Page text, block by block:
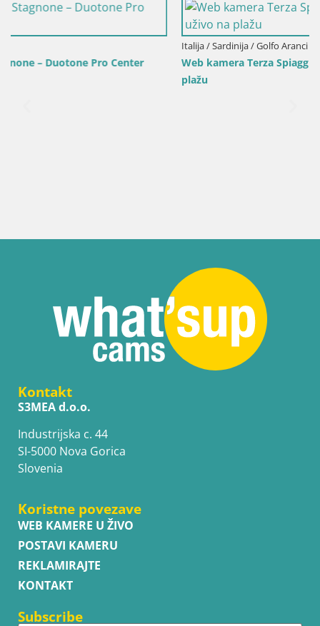
Web kamera Terza Spiaggia Golfo Aranci – Pogled uživo
Kontakt
S3MEA d.o.o.
Industrijska c. 44
SI-5000 Nova Gorica
Slovenia
Koristne povezave
WEB KAMERE U ŽIVO
POSTAVI KAMERU
REKLAMIRAJTE
KONTAKT
Subscribe